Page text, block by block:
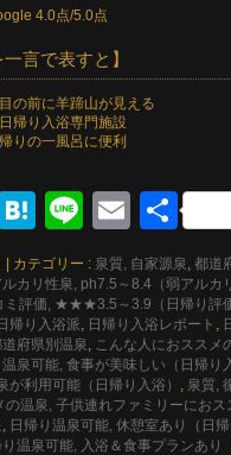
4.0点/5.0点
一言で表すと】
の前に羊蹄山が見える
帰り入浴専門施設
りの一風呂に便利
Facebook
Hatena
LineEmail
共
有
カテゴリー : 泉質, 自家源泉, 都道
カリ性泉, ph7.5～8.4（弱アルカ
ミ評価, ★★★3.5～3.9（日帰り評価
帰り入浴派, 日帰り入浴レポート ,
府県別温泉, こんな人におススメ
温泉可能, 食事が美味しい（日帰り
が利用可能（日帰り入浴） , 泉質,
の温泉, 子供連れファミリーにおス
, 日帰り温泉可能, 休憩室あり（日帰
り温泉可能, 入浴＆食事プランあり